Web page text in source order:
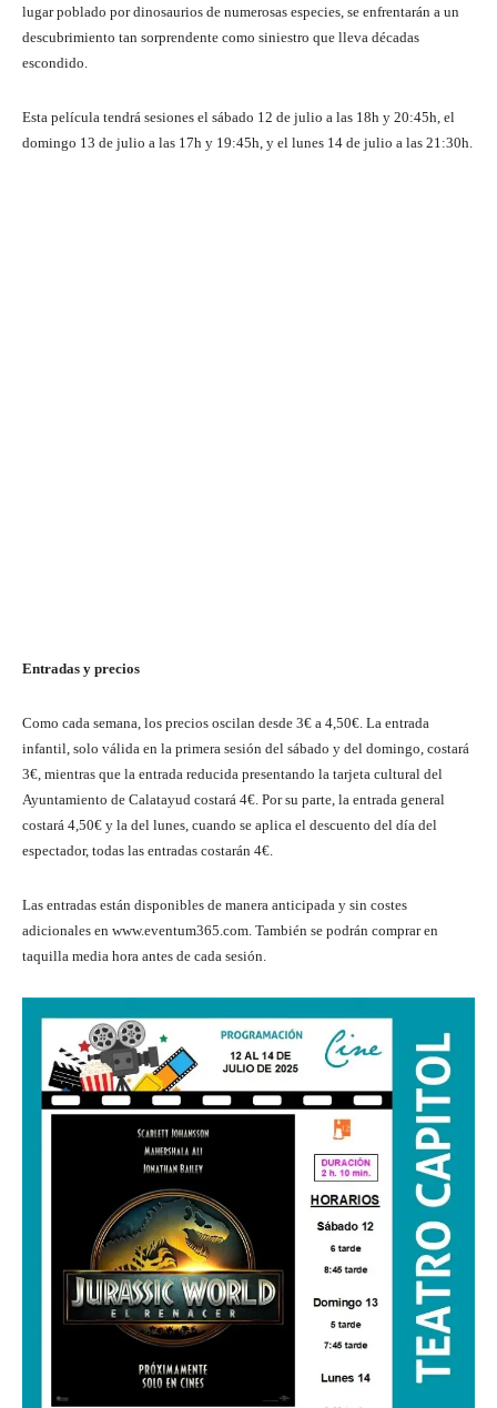
lugar poblado por dinosaurios de numerosas especies, se enfrentarán a un
descubrimiento tan sorprendente como siniestro que lleva décadas
escondido.
Esta película tendrá sesiones el sábado 12 de julio a las 18h y 20:45h, el
domingo 13 de julio a las 17h y 19:45h, y el lunes 14 de julio a las 21:30h.
Entradas y precios
Como cada semana, los precios oscilan desde 3€ a 4,50€. La entrada
infantil, solo válida en la primera sesión del sábado y del domingo, costará
3€, mientras que la entrada reducida presentando la tarjeta cultural del
Ayuntamiento de Calatayud costará 4€. Por su parte, la entrada general
costará 4,50€ y la del lunes, cuando se aplica el descuento del día del
espectador, todas las entradas costarán 4€.
Las entradas están disponibles de manera anticipada y sin costes
adicionales en www.eventum365.com. También se podrán comprar en
taquilla media hora antes de cada sesión.